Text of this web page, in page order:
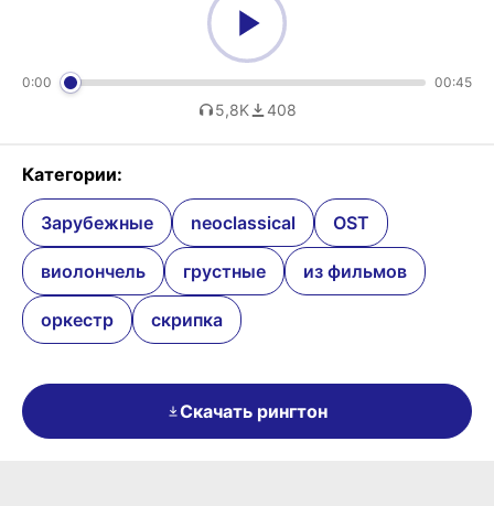
0:00 00:45
5,8K 408
Категории:
Зарубежные neoclassical OST
виолончель грустные из фильмов
оркестр скрипка
Скачать рингтон